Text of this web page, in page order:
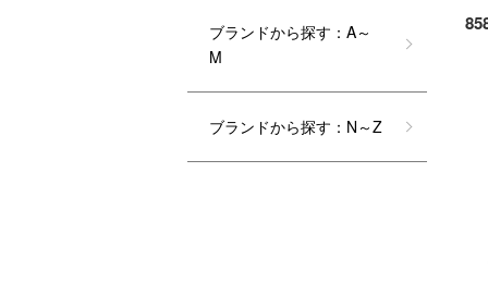
ブランドから探す：A～
M
ブランドから探す：N～Z